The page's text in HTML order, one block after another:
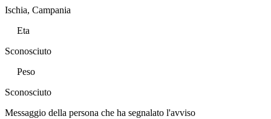
Ischia, Campania
Eta
Sconosciuto
Peso
Sconosciuto
Messaggio della persona che ha segnalato l'avviso